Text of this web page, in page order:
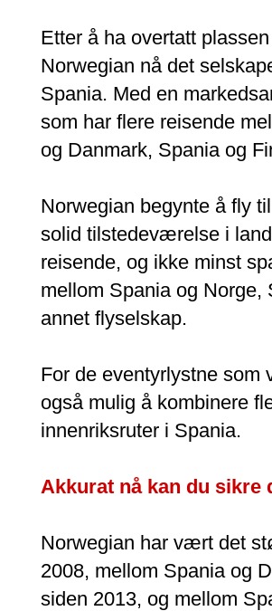
Etter å ha overtatt
Norwegian nå det
Spania. Med en
som har flere reisende
og Danmark, Spania og
Norwegian begynte å fly
solid tilstedeværelse i
reisende, og ikke minst
mellom Spania og Norge,
annet flyselskap.
For de eventyrlystne som
også mulig å kombinere
innenriksruter i Spania.
Akkurat nå kan du sikre
Norwegian har vært det
2008, mellom Spania og
siden 2013, og mellom